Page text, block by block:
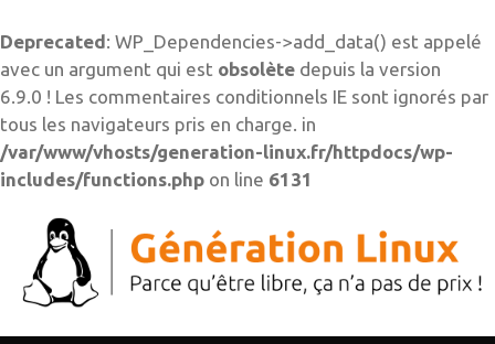
Deprecated: WP_Dependencies->add_data() est appelé
avec un argument qui est obsolète depuis la version
6.9.0 ! Les commentaires conditionnels IE sont ignorés par
tous les navigateurs pris en charge. in
/var/www/vhosts/generation-linux.fr/httpdocs/wp-
includes/functions.php on line 6131
contenu